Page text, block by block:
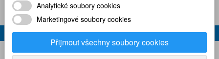
BEL AMI (065)
Home Plánky Plánky RC revue Bel ami (065)
Analytické soubory cookies
Marketingové soubory cookies
Přijmout všechny soubory cookies